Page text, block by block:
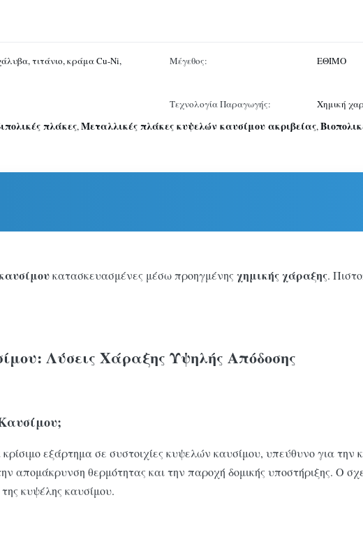
τιτάνιο, κράμα Cu-Ni,
Μέγεθος: ΕΘΙΜΟ
Τεχνολογία Παραγωγής:
Χημική
πλάκες,Μεταλλικές πλάκες κυψελών καυσίμου ακριβείας,
κατασκευασμένες μέσω προηγμένης χημικής χάραξης.
Λύσεις Χάραξης Υψηλής Απόδοσης
εξάρτημα σε συστοιχίες κυψελών καυσίμου, υπεύθυνο για
απομάκρυνση θερμότητας και την παροχή δομικής υποστήριξης. Ο
κυψέλης καυσίμου.